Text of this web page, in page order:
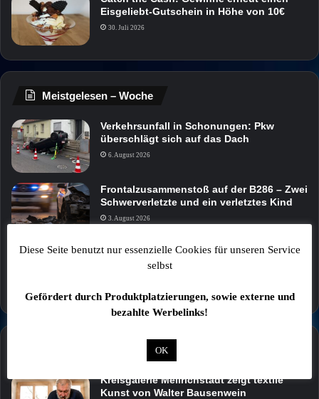
Eisgeliebt-Gutschein in Höhe von 10€
30. Juli 2026
Meistgelesen – Woche
Verkehrsunfall in Schonungen: Pkw
überschlägt sich auf das Dach
6. August 2026
Frontalzusammenstoß auf der B286 – Zwei
Schwerverletzte und ein verletztes Kind
3. August 2026
Der Busstreit nimmt kein Ende: Bach
widerspricht Darstellung der Stadt
Kreisgalerie Mellrichstadt zeigt textile
Kunst von Walter Bausenwein
Diese Seite benutzt nur essenzielle Cookies für unseren Service
selbst
Gefördert durch Produktplatzierungen, sowie externe und
bezahlte Werbelinks!
OK